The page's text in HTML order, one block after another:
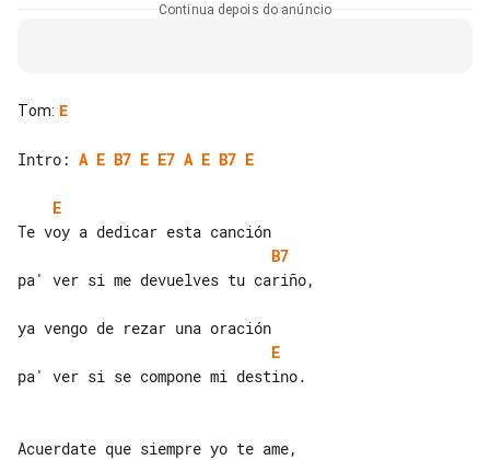
Continua depois do anúncio
Tom: E
Intro: A E B7 E E7 A E B7 E
E
B7
pa' ver si me devuelves tu cariño,
E
pa' ver si se compone mi destino.